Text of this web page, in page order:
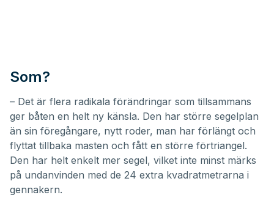
Som?
– Det är flera radikala förändringar som tillsammans
ger båten en helt ny känsla. Den har större segelplan
än sin föregångare, nytt roder, man har förlängt och
flyttat tillbaka masten och fått en större förtriangel.
Den har helt enkelt mer segel, vilket inte minst märks
på undanvinden med de 24 extra kvadratmetrarna i
gennakern.